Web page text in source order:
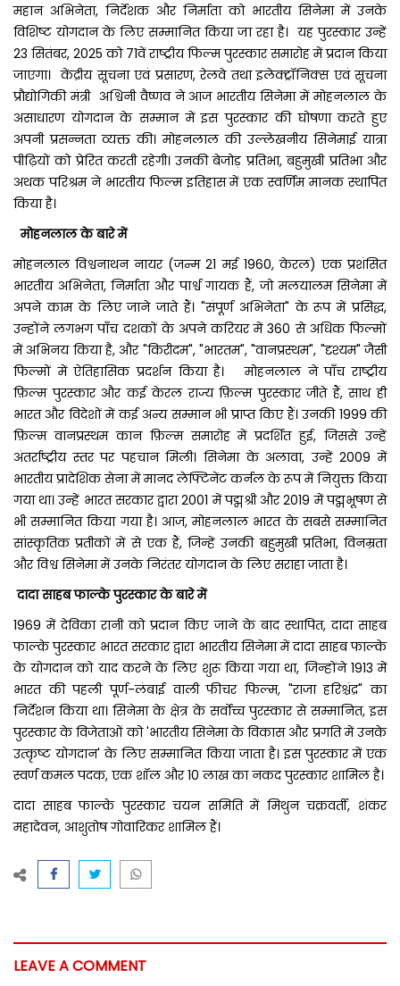
महान अभिनेता, निर्देशक और निर्माता को भारतीय सिनेमा में उनके
विशिष्ट योगदान के लिए सम्मानित किया जा रहा है। यह पुरस्कार उन्हें
23 सितंबर, 2025 को 71वें राष्ट्रीय फिल्म पुरस्कार समारोह में प्रदान किया
जाएगा। केंद्रीय सूचना एवं प्रसारण, रेलवे तथा इलेक्ट्रॉनिक्स एवं सूचना
प्रौद्योगिकी मंत्री अश्विनी वैष्णव ने आज भारतीय सिनेमा में मोहनलाल के
असाधारण योगदान के सम्मान में इस पुरस्कार की घोषणा करते हुए
अपनी प्रसन्नता व्यक्त की। मोहनलाल की उल्लेखनीय सिनेमाई यात्रा
पीढ़ियों को प्रेरित करती रहेगी। उनकी बेजोड़ प्रतिभा, बहुमुखी प्रतिभा और
अथक परिश्रम ने भारतीय फिल्म इतिहास में एक स्वर्णिम मानक स्थापित
किया है।
मोहनलाल के बारे में
मोहनलाल विश्वनाथन नायर (जन्म 21 मई 1960, केरल) एक प्रशंसित
भारतीय अभिनेता, निर्माता और पार्श्व गायक हैं, जो मलयालम सिनेमा में
अपने काम के लिए जाने जाते हैं। "संपूर्ण अभिनेता" के रूप में प्रसिद्ध,
उन्होंने लगभग पाँच दशकों के अपने करियर में 360 से अधिक फिल्मों
में अभिनय किया है, और "किरीदम", "भारतम", "वानप्रस्थम", "दृश्यम" जैसी
फिल्मों में ऐतिहासिक प्रदर्शन किया है। मोहनलाल ने पाँच राष्ट्रीय
फ़िल्म पुरस्कार और कई केरल राज्य फ़िल्म पुरस्कार जीते हैं, साथ ही
भारत और विदेशों में कई अन्य सम्मान भी प्राप्त किए हैं। उनकी 1999 की
फ़िल्म वानप्रस्थम कान फ़िल्म समारोह में प्रदर्शित हुई, जिससे उन्हें
अंतर्राष्ट्रीय स्तर पर पहचान मिली। सिनेमा के अलावा, उन्हें 2009 में
भारतीय प्रादेशिक सेना में मानद लेफ्टिनेंट कर्नल के रूप में नियुक्त किया
गया था। उन्हें भारत सरकार द्वारा 2001 में पद्मश्री और 2019 में पद्मभूषण से
भी सम्मानित किया गया है। आज, मोहनलाल भारत के सबसे सम्मानित
सांस्कृतिक प्रतीकों में से एक हैं, जिन्हें उनकी बहुमुखी प्रतिभा, विनम्रता
और विश्व सिनेमा में उनके निरंतर योगदान के लिए सराहा जाता है।
दादा साहब फाल्के पुरस्कार के बारे में
1969 में देविका रानी को प्रदान किए जाने के बाद स्थापित, दादा साहब
फाल्के पुरस्कार भारत सरकार द्वारा भारतीय सिनेमा में दादा साहब फाल्के
के योगदान को याद करने के लिए शुरू किया गया था, जिन्होंने 1913 में
भारत की पहली पूर्ण-लंबाई वाली फीचर फिल्म, "राजा हरिश्चंद्र" का
निर्देशन किया था। सिनेमा के क्षेत्र के सर्वोच्च पुरस्कार से सम्मानित, इस
पुरस्कार के विजेताओं को 'भारतीय सिनेमा के विकास और प्रगति में उनके
उत्कृष्ट योगदान' के लिए सम्मानित किया जाता है। इस पुरस्कार में एक
स्वर्ण कमल पदक, एक शॉल और ₹10 लाख का नकद पुरस्कार शामिल है।
दादा साहब फाल्के पुरस्कार चयन समिति में मिथुन चक्रवर्ती, शंकर
महादेवन, आशुतोष गोवारिकर शामिल हैं।
LEAVE A COMMENT